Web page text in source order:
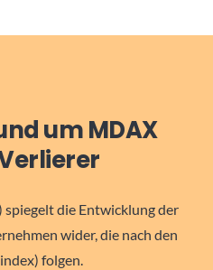
um MDAX
die Entwicklung der
wider, die nach den
folgen.